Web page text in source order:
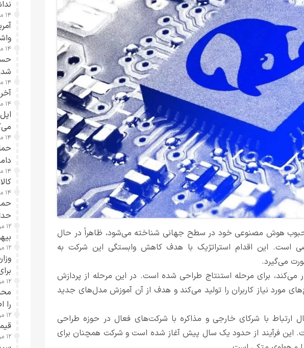
هوش مصنوعی خود در سطح جهانی شناخته می‌شود، ظاهراً در حال
این اقدام استراتژیک با هدف کاهش وابستگی این شرکت به
می‌گیرد.
برای مرحله استنتاج طراحی شده است. در این مرحله از پردازش
مورد نیاز کاربران را تولید می‌کند و هدف از آن آموزش مدل‌های جدید
با شرکای خارجی و مذاکره با شرکت‌های فعال در حوزه طراحی
این فرآیند از حدود یک سال پیش آغاز شده است و شرکت همچنان برای
۱۴ مرداد ۱۴۰۵ / ۱۹:۴۷
۱۴ مرداد ۱۴۰۵ / ۱۹:۰۷
۱۴ مرداد ۱۴۰۵ / ۱۵:۴۹
۱۴ مرداد ۱۴۰۵ / ۱۲:۱۵
۱۴ مرداد ۱۴۰۵ / ۱۰:۰۵
۱۴ مرداد ۱۴۰۵ / ۰۸:۰۰
کالابرگ
۱۴ مرداد ۱۴۰۵ / ۰۷:۴۷
حداقل ۳۰
۱۲ مرداد ۱۴۰۵ / ۱۹:۳۲
۱۲ مرداد ۱۴۰۵ / ۱۸:۴۷
۱۲ مرداد ۱۴۰۵ / ۱۷:۲۱
را
۱۲ مرداد ۱۴۰۵ / ۱۵:۲۳
۱۲ مرداد ۱۴۰۵ / ۱۵:۰۴